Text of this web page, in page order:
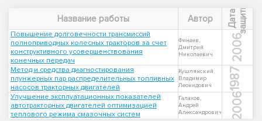
Название работы Автор Д
а
т
а
з
а
щ
и
т ы
Повышение долговечности трансмиссий
полноприводных колесных тракторов за счет
конструктивного усовершенствования
конечных передач
Финаев,
Дмитрий
Николаевич
2006
Метод и средства диагностирования
плунжерных пар распределительных топливных
насосов тракторных двигателей
Кушлянский,
Владимир
Леонидович
1987
Улучшение эксплуатационных показателей
автотракторных двигателей оптимизацией
теплового режима смазочных систем
Галахов,
Андрей
Александрович
2006